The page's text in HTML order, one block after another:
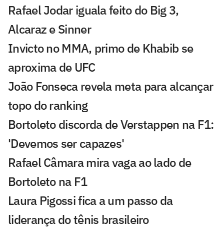
Rafael Jodar iguala feito do Big 3,
Alcaraz e Sinner
Invicto no MMA, primo de Khabib se
aproxima de UFC
João Fonseca revela meta para alcançar
topo do ranking
Bortoleto discorda de Verstappen na F1:
'Devemos ser capazes'
Rafael Câmara mira vaga ao lado de
Bortoleto na F1
Laura Pigossi fica a um passo da
liderança do tênis brasileiro